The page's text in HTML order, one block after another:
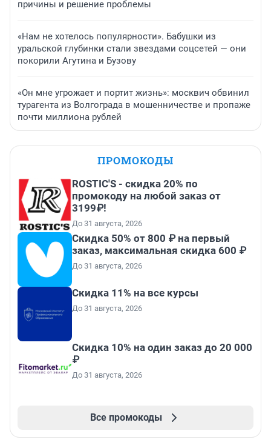
причины и решение проблемы
«Нам не хотелось популярности». Бабушки из
уральской глубинки стали звездами соцсетей — они
покорили Агутина и Бузову
«Он мне угрожает и портит жизнь»: москвич обвинил
турагента из Волгограда в мошенничестве и пропаже
почти миллиона рублей
ПРОМОКОДЫ
ROSTIC'S - скидка 20% по
промокоду на любой заказ от
3199₽!
До 31 августа, 2026
Скидка 50% от 800 ₽ на первый
заказ, максимальная скидка 600 ₽
До 31 августа, 2026
Скидка 11% на все курсы
До 31 августа, 2026
Скидка 10% на один заказ до 20 000
₽
До 31 августа, 2026
Все промокоды